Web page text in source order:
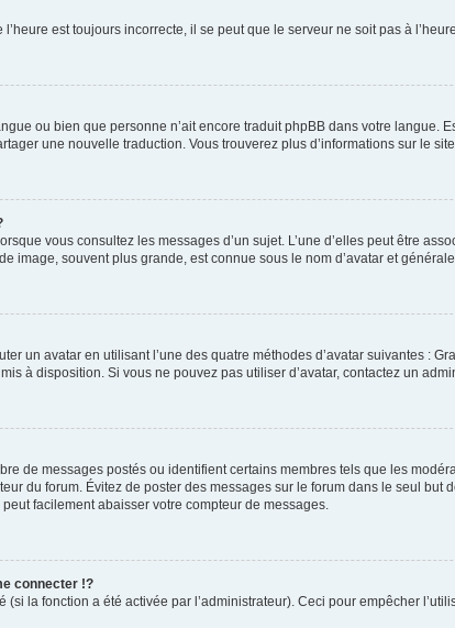
est toujours incorrecte, il se peut que le serveur ne soit pas à
ou bien que personne n’ait encore traduit phpBB dans votre langue.
une nouvelle traduction. Vous trouverez plus d’informations sur le
vous consultez les messages d’un sujet. L’une d’elles peut être
image, souvent plus grande, est connue sous le nom d’avatar et
un avatar en utilisant l’une des quatre méthodes d’avatar suivantes :
à disposition. Si vous ne pouvez pas utiliser d’avatar, contactez un
de messages postés ou identifient certains membres tels que les
du forum. Évitez de poster des messages sur le forum dans le seul but
facilement abaisser votre compteur de messages.
connecter !?
la fonction a été activée par l’administrateur). Ceci pour empêcher